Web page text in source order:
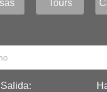
Tours
Salida: